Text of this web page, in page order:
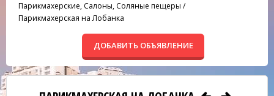
Парикмахерские, Салоны, Соляные пещеры /
Парикмахерская на Лобанка
ДОБАВИТЬ ОБЪЯВЛЕНИЕ